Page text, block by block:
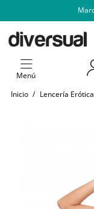
Menú
Inicio / Lencería Erótica